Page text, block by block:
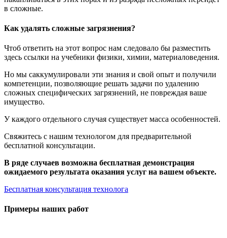
в сложные.
Как удалять сложные загрязнения?
Чтоб ответить на этот вопрос нам следовало бы разместить
здесь ссылки на учебники физики, химии, материаловедения.
Но мы саккумулировали эти знания и свой опыт и получили
компетенции, позволяющие решать задачи по удалению
сложных специфических загрязнений, не повреждая ваше
имущество.
У каждого отдельного случая существует масса особенностей.
Свяжитесь с нашим технологом для предварительной
бесплатной консультации.
В ряде случаев возможна бесплатная демонстрация
ожидаемого результата оказания услуг на вашем объекте.
Бесплатная консультация технолога
Примеры наших работ